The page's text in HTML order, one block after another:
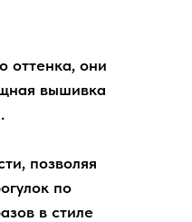
оттенка, они
вышивка
позволяя
по
в стиле